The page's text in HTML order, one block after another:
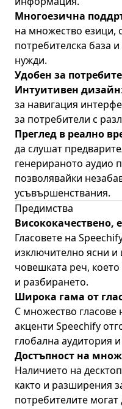
Многоезична
на множество езици,
потребителска база
нужди.
Удобен за
Интуитивен дизайн
за навигация
за потребители с
Преглед в реално
да слушат
генерираното аудио
позволявайки
усъвършенствания.
Предимства
Висококачествено,
Гласовете на
изключително ясни и
човешката реч,
и разбирането.
Широка гама от
С множество гласове
акценти Speechify
глобална аудитория
Достъпност на
Наличието на
както и разширения
потребителите